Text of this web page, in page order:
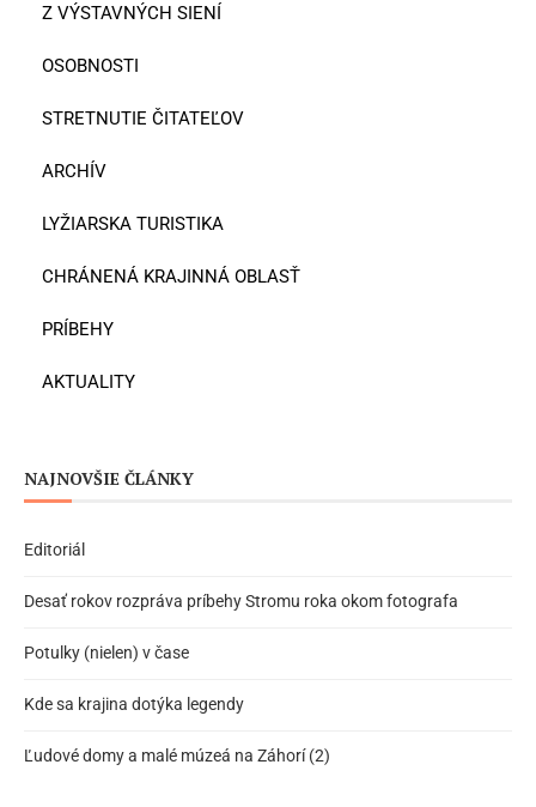
Z VÝSTAVNÝCH SIENÍ
OSOBNOSTI
STRETNUTIE ČITATEĽOV
ARCHÍV
LYŽIARSKA TURISTIKA
CHRÁNENÁ KRAJINNÁ OBLASŤ
PRÍBEHY
AKTUALITY
NAJNOVŠIE ČLÁNKY
Editoriál
Desať rokov rozpráva príbehy Stromu roka okom fotografa
Potulky (nielen) v čase
Kde sa krajina dotýka legendy
Ľudové domy a malé múzeá na Záhorí (2)